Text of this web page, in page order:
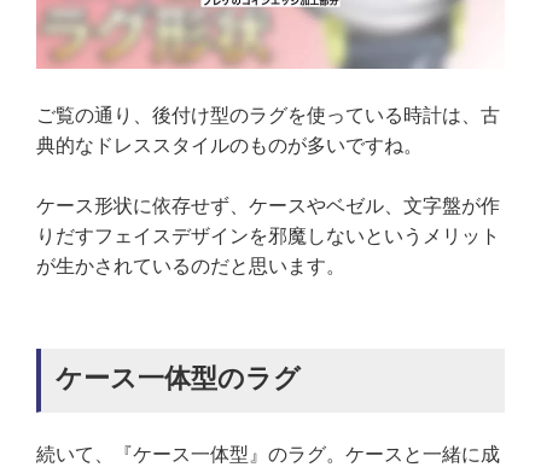
ご覧の通り、後付け型のラグを使っている時計は、古
典的なドレススタイルのものが多いですね。
ケース形状に依存せず、ケースやベゼル、文字盤が作
りだすフェイスデザインを邪魔しないというメリット
が生かされているのだと思います。
ケース一体型のラグ
続いて、『ケース一体型』のラグ。ケースと一緒に成